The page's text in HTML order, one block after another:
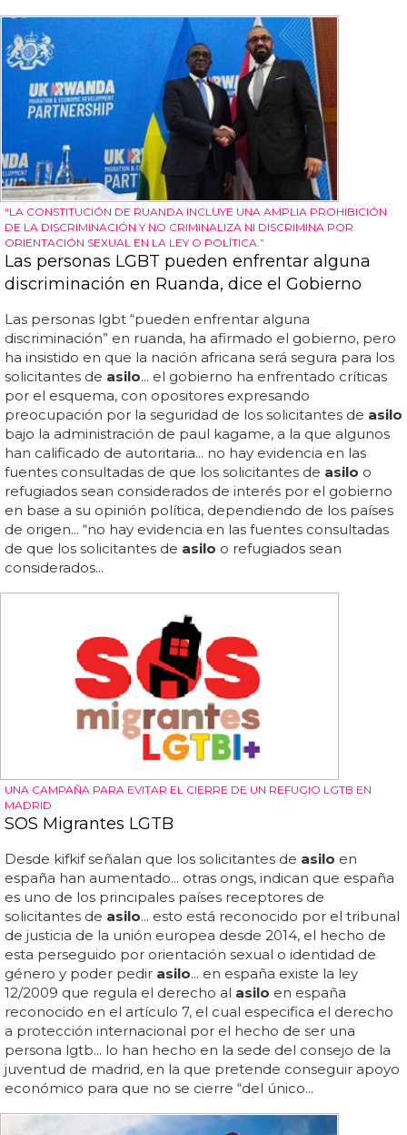
“LA CONSTITUCIÓN DE RUANDA INCLUYE UNA AMPLIA PROHIBICIÓN
DE LA DISCRIMINACIÓN Y NO CRIMINALIZA NI DISCRIMINA POR
ORIENTACIÓN SEXUAL EN LA LEY O POLÍTICA.”
Las personas LGBT pueden enfrentar alguna
discriminación en Ruanda, dice el Gobierno
Las personas lgbt “pueden enfrentar alguna
discriminación” en ruanda, ha afirmado el gobierno, pero
ha insistido en que la nación africana será segura para los
solicitantes de asilo... el gobierno ha enfrentado críticas
por el esquema, con opositores expresando
preocupación por la seguridad de los solicitantes de asilo
bajo la administración de paul kagame, a la que algunos
han calificado de autoritaria... no hay evidencia en las
fuentes consultadas de que los solicitantes de asilo o
refugiados sean considerados de interés por el gobierno
en base a su opinión política, dependiendo de los países
de origen... “no hay evidencia en las fuentes consultadas
de que los solicitantes de asilo o refugiados sean
considerados...
UNA CAMPAÑA PARA EVITAR EL CIERRE DE UN REFUGIO LGTB EN
MADRID
SOS Migrantes LGTB
Desde kifkif señalan que los solicitantes de asilo en
españa han aumentado... otras ongs, indican que españa
es uno de los principales países receptores de
solicitantes de asilo... esto está reconocido por el tribunal
de justicia de la unión europea desde 2014, el hecho de
esta perseguido por orientación sexual o identidad de
género y poder pedir asilo... en españa existe la ley
12/2009 que regula el derecho al asilo en españa
reconocido en el artículo 7, el cual especifica el derecho
a protección internacional por el hecho de ser una
persona lgtb... lo han hecho en la sede del consejo de la
juventud de madrid, en la que pretende conseguir apoyo
económico para que no se cierre “del único...